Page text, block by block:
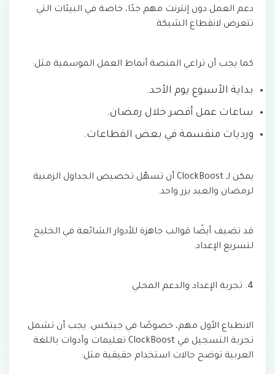
دعم العمل دون إنترنت مهم جدًا، خاصة في البيئات التي
تتعرض لانقطاع الشبكة.
كما يجب أن تراعي المنصة أنماط العمل الموسمية مثل:
بداية الأسبوع يوم الأحد.
ساعات عمل أقصر خلال رمضان.
ورديات منقسمة في بعض القطاعات.
يمكن لـ ClockBoost أن تسهّل تخصيص الجداول الزمنية
لرمضان والعيد بزر واحد.
قد تضيف أيضًا قوالب جاهزة للأدوار الشائعة في الخليج
لتسريع الإعداد.
4. تجربة الإعداد والدعم المحلي
الانطباع الأول مهم، خصوصًا في جيتكس. يجب أن تشمل
تجربة التسجيل في ClockBoost تعليمات وأدوات باللغة
العربية توضح حالات استخدام حقيقية مثل: